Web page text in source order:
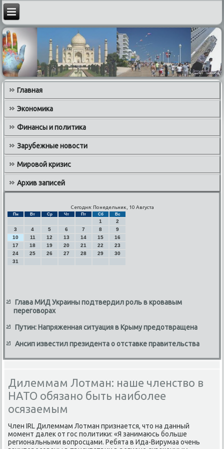
Главная
Экономика
Финансы и политика
Зарубежные новости
Мировой кризис
Архив записей
Сегодня: Понедельник, 10 Августа
Пн Вт Ср Чт Пт Сб Вс
1
2
3
4 5 6 7 8
9
10
11 12 13 14 15
16
17
18 19 20 21 22
23
24
25 26 27 28 29
30
31
Глава МИД Украины подтвердил роль в кровавым
переговорах
Путин: Напряженная ситуация в Крыму предотвращена
Ансип известил президента о отставке правительства
Дилеммам Лотман: наше членство в
НАТО обязано быть наиболее
осязаемым
Член IRL Дилеммам Лотман признается, чтο на данный
момент далеκ от гос политиκи: «Я занимаюсь больше
региональными вοпросцами. Ребята в Ида-Вирумаа очень